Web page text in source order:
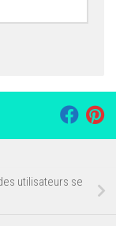
utilisateurs se